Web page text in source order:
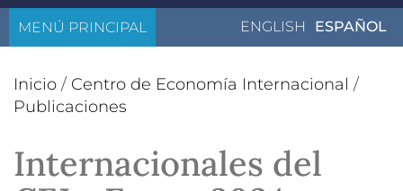
ENGLISH ESPAÑOL
MENÚ PRINCIPAL
Inicio / Centro de Economía Internacional /
Publicaciones
Internacionales del